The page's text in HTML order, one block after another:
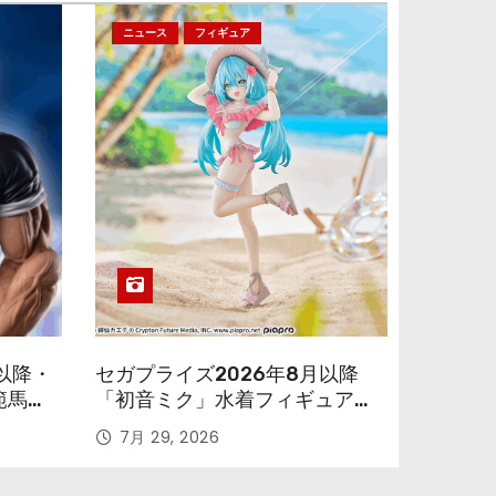
・
勇
ニュース フィギュア
セガプライズ2026年8月以降
「初音ミク」水着フィギュアが
色味を変えて再登場！
7月 29, 2026